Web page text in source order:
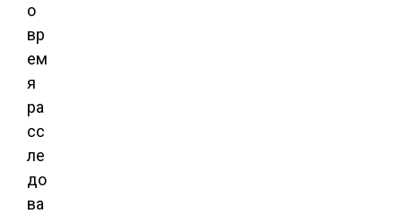
о
вр
ем
я
ра
сс
ле
до
ва